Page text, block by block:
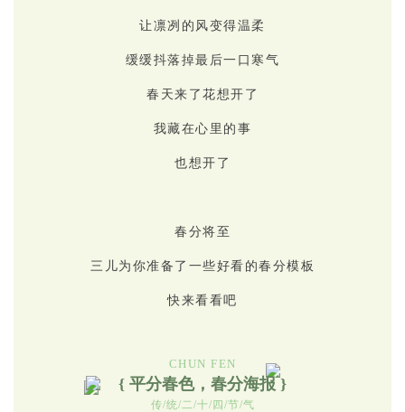
让凛冽的风变得温柔
缓缓抖落掉最后一口寒气
春天来了花想开了
我藏在心里的事
也想开了
春分将至
三儿为你准备了一些好看的春分模板
快来看看吧
CHUN FEN
{ 平分春色，春分海报 }
传/统/二/十/四/节/气